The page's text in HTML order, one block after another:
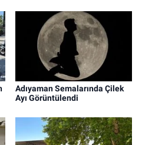
Adıyaman Semalarında Çilek
Ayı Görüntülendi